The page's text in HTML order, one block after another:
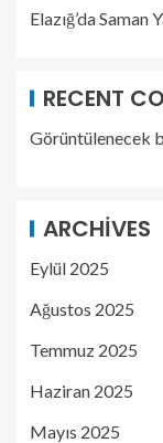
Elazığ’da Saman
RECENT
Görüntülenecek
ARCHIVES
Eylül 2025
Ağustos 2025
Temmuz 2025
Haziran 2025
Mayıs 2025